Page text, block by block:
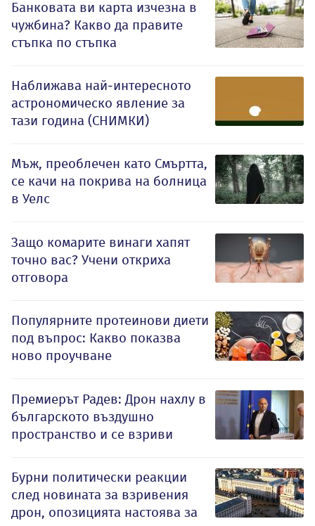
Банковата ви карта изчезна в
чужбина? Какво да правите
стъпка по стъпка
Наближава най-интересното
астрономическо явление за
тази година (СНИМКИ)
Мъж, преоблечен като Смъртта,
се качи на покрива на болница
в Уелс
Защо комарите винаги хапят
точно вас? Учени откриха
отговора
Популярните протеинови диети
под въпрос: Какво показва
ново проучване
Премиерът Радев: Дрон нахлу в
българското въздушно
пространство и се взриви
Бурни политически реакции
след новината за взривения
дрон, опозицията настоява за